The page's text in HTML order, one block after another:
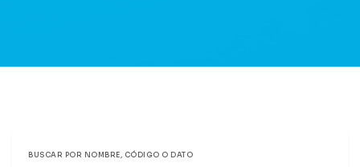
BUSCAR POR NOMBRE, CÓDIGO O DATO